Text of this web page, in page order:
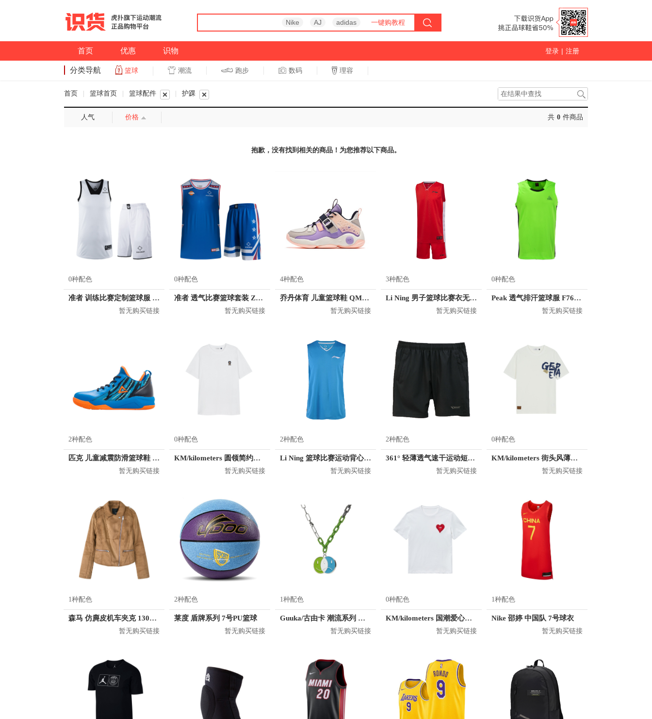
Nike AJ adidas 一键购教程
首页 优惠 识物 登录 | 注册
分类导航 篮球 潮流 跑步 数码 理容
首页 篮球首页 篮球配件 护踝
人气 价格 共 0 件商品
抱歉，没有找到相关的商品！为您推荐以下商品。
0种配色
准者 训练比赛定制篮球服 Z17110105
暂无购买链接
0种配色
准者 透气比赛篮球套装 Z118210177
暂无购买链接
4种配色
乔丹体育 儿童篮球鞋 QM1160105
暂无购买链接
3种配色
Li Ning 男子篮球比赛衣无袖短裤运动套装 AATM037
暂无购买链接
0种配色
Peak 透气排汗篮球服 F762101
暂无购买链接
2种配色
匹克 儿童减震防滑篮球鞋 DA810150
暂无购买链接
0种配色
KM/kilometers 圆领简约短袖T恤 M2X2108073
暂无购买链接
2种配色
Li Ning 篮球比赛运动背心 AAYH073
暂无购买链接
2种配色
361° 轻薄透气速干运动短裤 QQ2122001B
暂无购买链接
0种配色
KM/kilometers 街头风薄款印花短袖T恤 男女同款 M2X2108248
暂无购买链接
1种配色
森马 仿麂皮机车夹克 13067080203
暂无购买链接
2种配色
莱度 盾牌系列 7号PU篮球
暂无购买链接
1种配色
Guuka/古由卡 潮流系列 哭笑脸项链 R1185
暂无购买链接
0种配色
KM/kilometers 国潮爱心短袖T恤 M2X2108466
暂无购买链接
1种配色
Nike 邵婷 中国队 7号球衣
暂无购买链接